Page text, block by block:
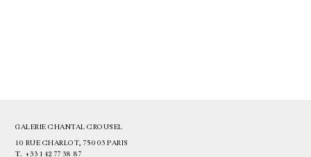
GALERIE CHANTAL CROUSEL
10 RUE CHARLOT, 75003 PARIS
T. +33 1 42 77 38 87